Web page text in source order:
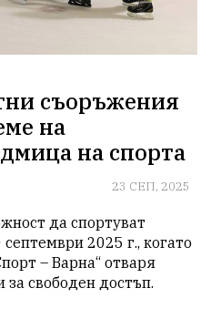
съоръжения
на
на спорта
23 СЕП, 2025
да спортуват
2025 г., когато
– Варна“ отваря
свободен достъп.